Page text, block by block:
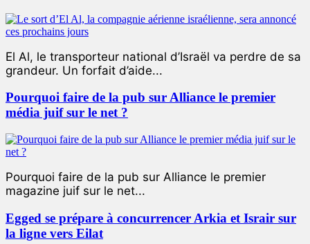
El Al, le transporteur national d’Israël va perdre de sa
grandeur. Un forfait d’aide...
Pourquoi faire de la pub sur Alliance le premier
média juif sur le net ?
Pourquoi faire de la pub sur Alliance le premier
magazine juif sur le net...
Egged se prépare à concurrencer Arkia et Israir sur
la ligne vers Eilat